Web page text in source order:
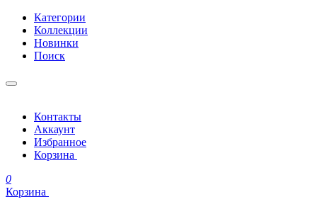
Категории
Коллекции
Новинки
Поиск
Контакты
Аккаунт
Избранное
Корзина
0
Корзина